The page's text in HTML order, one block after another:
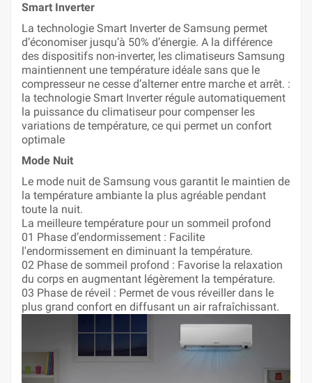
Smart Inverter
La technologie Smart Inverter de Samsung permet
d’économiser jusqu’à 50% d’énergie. A la différence
des dispositifs non-inverter, les climatiseurs Samsung
maintiennent une température idéale sans que le
compresseur ne cesse d’alterner entre marche et arrêt. :
la technologie Smart Inverter régule automatiquement
la puissance du climatiseur pour compenser les
variations de température, ce qui permet un confort
optimale
Mode Nuit
Le mode nuit de Samsung vous garantit le maintien de
la température ambiante la plus agréable pendant
toute la nuit.
La meilleure température pour un sommeil profond
01 Phase d’endormissement : Facilite
l'endormissement en diminuant la température.
02 Phase de sommeil profond : Favorise la relaxation
du corps en augmentant légèrement la température.
03 Phase de réveil : Permet de vous réveiller dans le
plus grand confort en diffusant un air rafraîchissant.